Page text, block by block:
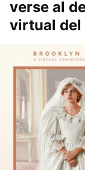
verse al
virtual del